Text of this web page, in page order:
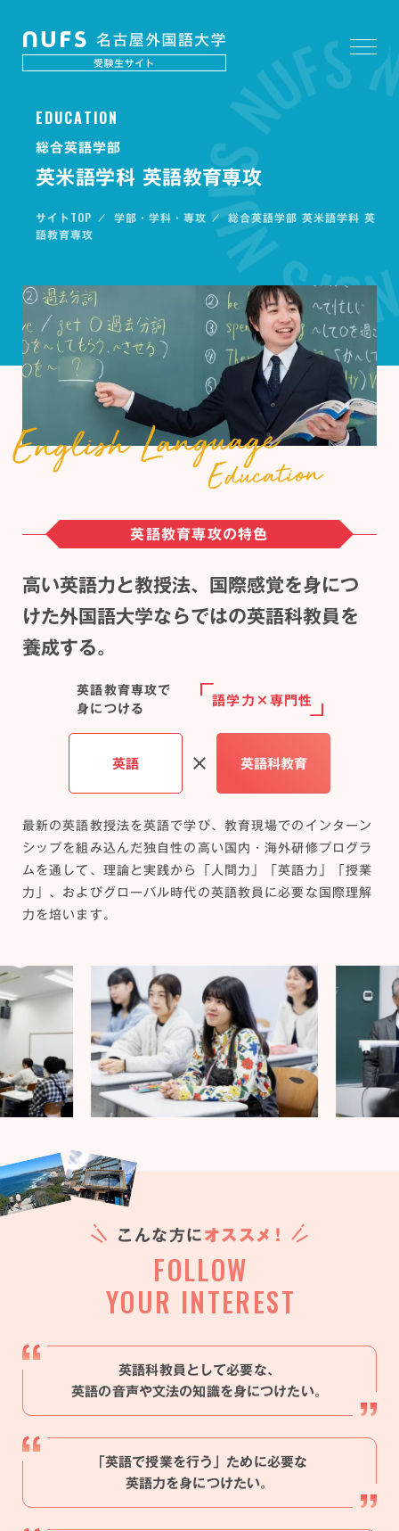
EDUCATION
総合英語学部
英米語学科 英語教育専攻
サイト TOP 学部・学科・専攻
総合英語学部 英米語学科 英
語教育専攻
英語教育専攻の特色
高い英語力と教授法、国際感覚を身につ
けた外国語大学ならではの英語科教員を
養成する。
英語教育専攻で
身につける
語学力×専門性
英語 英語科教育
最新の英語教授法を英語で学び、教育現場でのインターン
シップを組み込んだ独自性の高い国内・海外研修プログラ
ムを通して、理論と実践から「人間力」「英語力」「授業
力」、およびグローバル時代の英語教員に必要な国際理解
力を培います。
こんな方に オスス メ ！
FOLLOW
YOUR INTEREST
英語科教員として必要な、
英語の音声や文法の知識を身につけたい。
「英語で授業を行う」ために必要な
英語力を身につけたい。